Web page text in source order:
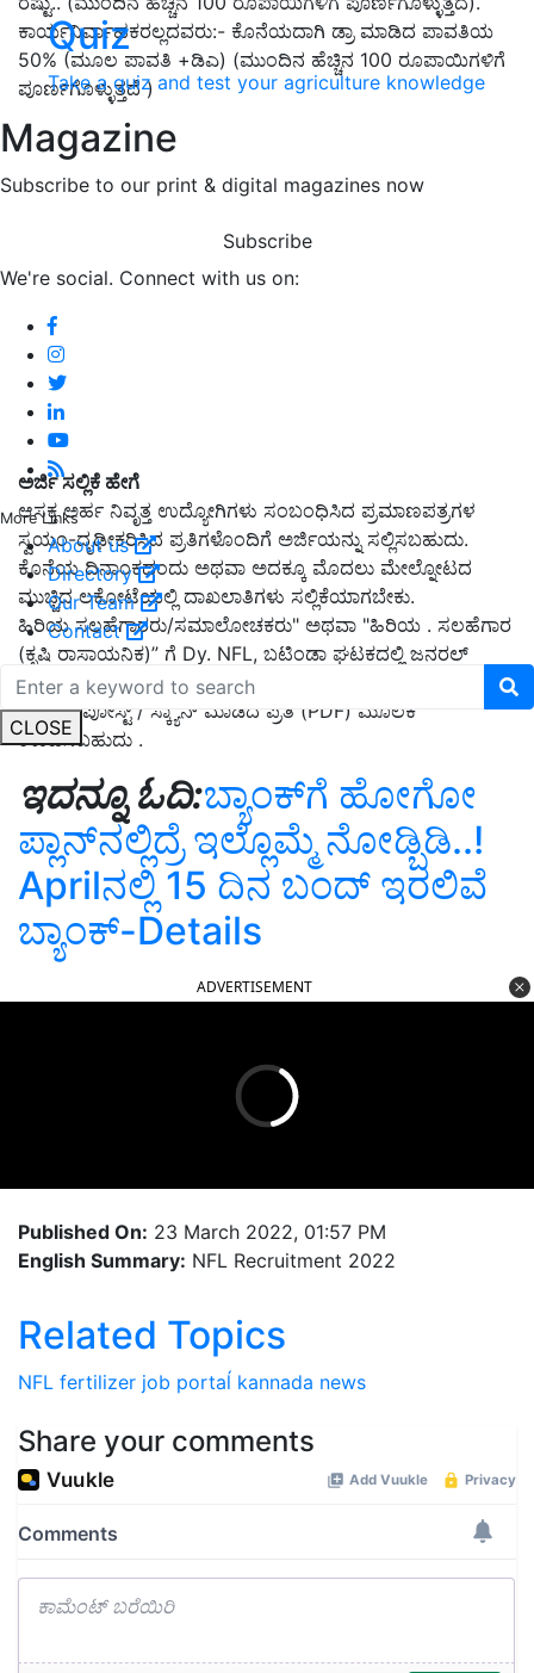
Quiz
Take a quiz and test your agriculture knowledge
Magazine
Subscribe to our print & digital magazines now
Subscribe
We're social. Connect with us on:
More Links
About us
Directory
Our Team
Contact
CLOSE
ಕಾರ್ಯನಿರ್ವಾಹಕರಲ್ಲದವರು:- ಕೊನೆಯದಾಗಿ ಡ್ರಾ ಮಾಡಿದ ಪಾವತಿಯ
50% (ಮೂಲ ಪಾವತಿ +ಡಿಎ) (ಮುಂದಿನ ಹೆಚ್ಚಿನ 100 ರೂಪಾಯಿಗಳಿಗೆ
ಪೂರ್ಣಗೊಳ್ಳುತ್ತದೆ )
ಅರ್ಜಿ ಸಲ್ಲಿಕೆ ಹೇಗೆ
ಆಸಕ್ತ ಅರ್ಹ ನಿವೃತ್ತ ಉದ್ಯೋಗಿಗಳು ಸಂಬಂಧಿಸಿದ ಪ್ರಮಾಣಪತ್ರಗಳ
ಸ್ವಯಂ-ದೃಢೀಕರಿಸಿದ ಪ್ರತಿಗಳೊಂದಿಗೆ ಅರ್ಜಿಯನ್ನು ಸಲ್ಲಿಸಬಹುದು.
ಕೊನೆಯ ದಿನಾಂಕದಂದು ಅಥವಾ ಅದಕ್ಕೂ ಮೊದಲು ಮೇಲ್ನೋಟದ
ಮುಚ್ಚಿದ ಲಕೋಟೆಯಲ್ಲಿ ದಾಖಲಾತಿಗಳು ಸಲ್ಲಿಕೆಯಾಗಬೇಕು.
ಹಿರಿಯ ಸಲಹೆಗಾರರು/ಸಮಾಲೋಚಕರು" ಅಥವಾ "ಹಿರಿಯ . ಸಲಹೆಗಾರ
(ಕೃಷಿ ರಾಸಾಯನಿಕ)” ಗೆ Dy. NFL, ಬಟಿಂಡಾ ಘಟಕದಲ್ಲಿ ಜನರಲ್
ಮ್ಯಾನೇಜರ್ (HR). ಅರ್ಜಿಯನ್ನುakpandey@nfl.co.in
ಮೂಲಕ ಪೋಸ್ಟ್ / ಸ್ಕ್ಯಾನ್ ಮಾಡಿದ ಪ್ರತಿ (PDF) ಮೂಲಕ
ಕಳುಹಿಸಬಹುದು .
ಇದನ್ನೂ ಓದಿ:ಬ್ಯಾಂಕ್‌ಗೆ ಹೋಗೋ
ಪ್ಲಾನ್‌ನಲ್ಲಿದ್ರೆ ಇಲ್ಲೊಮ್ಮೆ ನೋಡ್ಬಿಡಿ..!
Aprilನಲ್ಲಿ 15 ದಿನ ಬಂದ್‌ ಇರಲಿವೆ
ಬ್ಯಾಂಕ್‌-Details
ADVERTISEMENT
Published On: 23 March 2022, 01:57 PM
English Summary: NFL Recruitment 2022
Related Topics
NFL fertilizer job portaĺ kannada news
Share your comments